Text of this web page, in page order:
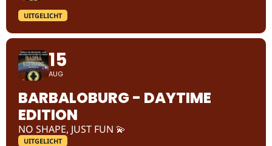
UITGELICHT
15
AUG
BARBALOBURG - DAYTIME
EDITION
NO SHAPE, JUST FUN 💫
UITGELICHT